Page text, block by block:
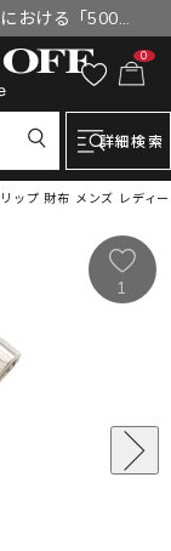
おける「500円
ついて
0
詳細検索
ップ 財布 メンズ レディ
1